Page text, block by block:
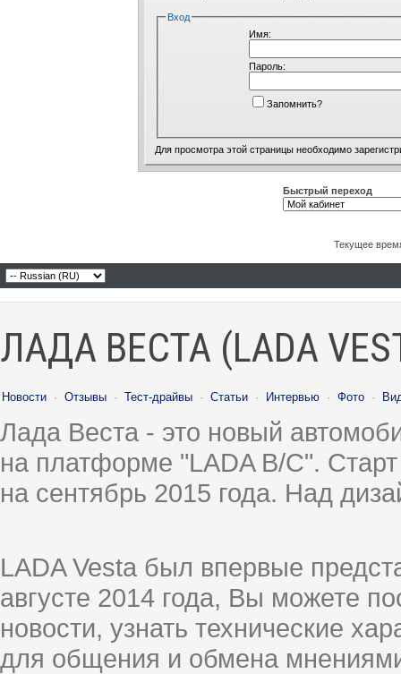
Вход
Имя:
Пароль:
Запомнить?
Для просмотра этой страницы необходимо
Быстрый переход
Текущее
ЛАДА ВЕСТА (LADA
Новости · Отзывы · Тест-драйвы · Статьи · Интервью · Фото ·
Лада Веста - это новый
на платформе "LADA B/C".
на сентябрь 2015 года. Над
LADA Vesta был впервые
августе 2014 года, Вы можете
новости, узнать технические
для общения и обмена